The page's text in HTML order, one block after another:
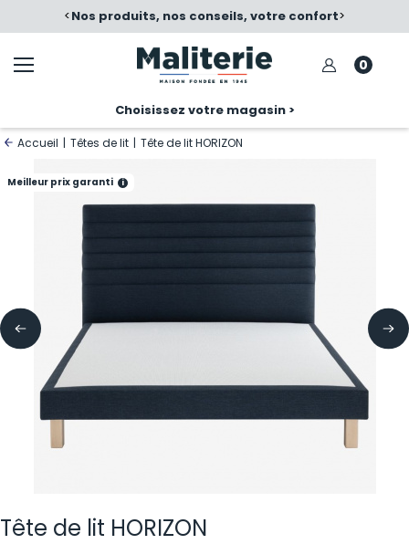
<Nos produits, nos conseils, votre confort>
0
Choisissez votre magasin >
Accueil | Têtes de lit | Tête de lit HORIZON
Meilleur prix garanti i
Tête de lit HORIZON